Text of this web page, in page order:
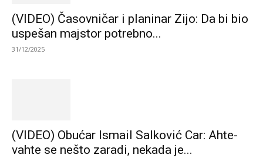
(VIDEO) Časovničar i planinar Zijo: Da bi bio
uspešan majstor potrebno...
31/12/2025
(VIDEO) Obućar Ismail Salković Car: Ahte-
vahte se nešto zaradi, nekada je...